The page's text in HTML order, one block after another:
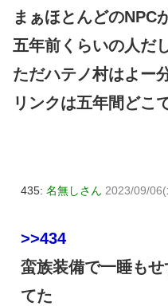
まぁほとんどのNPC
五年前くらいの人だ
ただハテノ村はよー
リンクは五年間どこ
435: 名無しさん 2023/09/
>>434
蛮族装備で一睡も
てた